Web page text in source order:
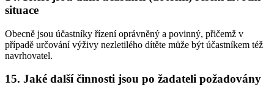
situace
Obecně jsou účastníky řízení oprávněný a povinný, přičemž v
případě určování výživy nezletilého dítěte může být účastníkem též
navrhovatel.
15. Jaké další činnosti jsou po žadateli požadovány